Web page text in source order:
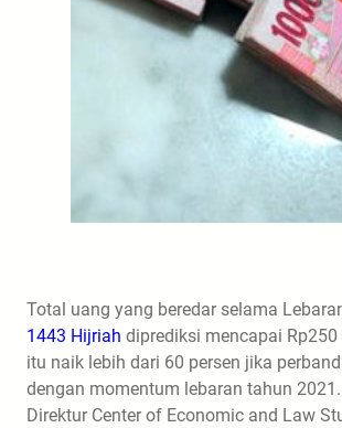
Total uang yang beredar selama
1443 Hijriah diprediksi mencapai
itu naik lebih dari 60 persen jika
dengan momentum lebaran tahun
Direktur Center of Economic and Law